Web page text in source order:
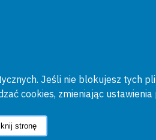
Jeśli nie blokujesz tych
cookies, zmieniając
stronę